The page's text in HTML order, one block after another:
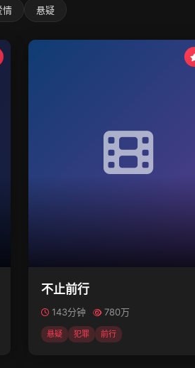
情 悬疑
不止前行
143分钟 780万
悬疑 犯罪 前行